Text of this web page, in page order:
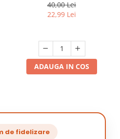
220 ml
40,00 Lei
22,99 Lei
ADAUGA IN COS
de fidelizare